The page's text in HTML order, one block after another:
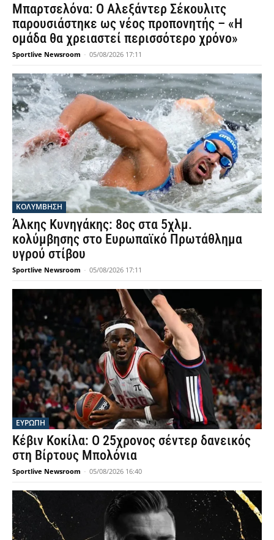
Μπαρτσελόνα: Ο Αλεξάντερ Σέκουλιτς
παρουσιάστηκε ως νέος προπονητής – «Η
ομάδα θα χρειαστεί περισσότερο χρόνο»
Sportlive Newsroom - 05/08/2026 17:11
ΚΟΛΥΜΒΗΣΗ
Άλκης Κυνηγάκης: 8ος στα 5χλμ.
κολύμβησης στο Ευρωπαϊκό Πρωτάθλημα
υγρού στίβου
Sportlive Newsroom - 05/08/2026 17:11
ΕΥΡΩΠΗ
Κέβιν Κοκίλα: Ο 25χρονος σέντερ δανεικός
στη Βίρτους Μπολόνια
Sportlive Newsroom - 05/08/2026 16:40